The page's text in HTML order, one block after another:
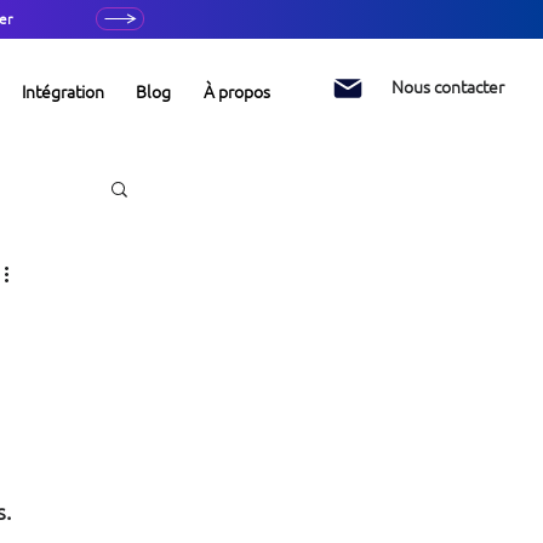
Intégration Blog À propos Nous contacter